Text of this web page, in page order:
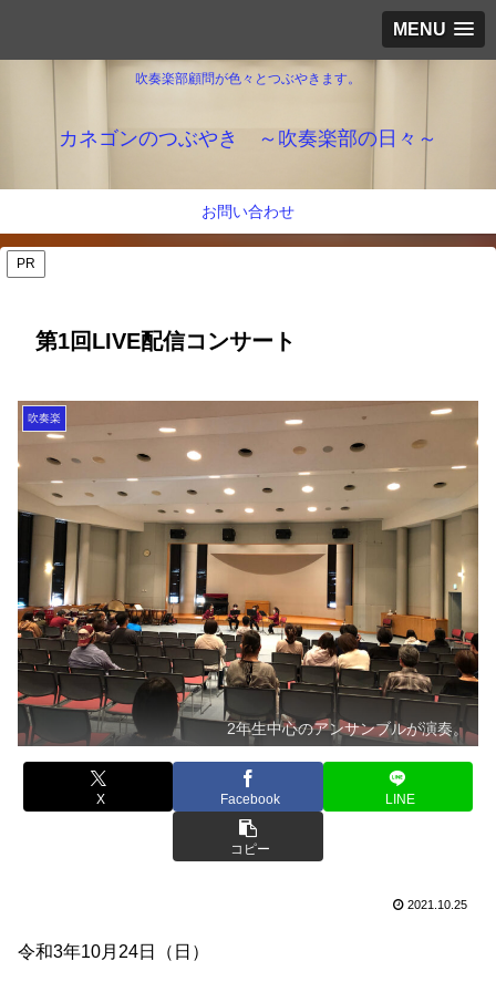
MENU
吹奏楽部顧問が色々とつぶやきます。
カネゴンのつぶやき ～吹奏楽部の日々～
お問い合わせ
PR
第1回LIVE配信コンサート
吹奏楽
2年生中心のアンサンブルが演奏。
X Facebook LINE
コピー
2021.10.25
令和3年10月24日（日）